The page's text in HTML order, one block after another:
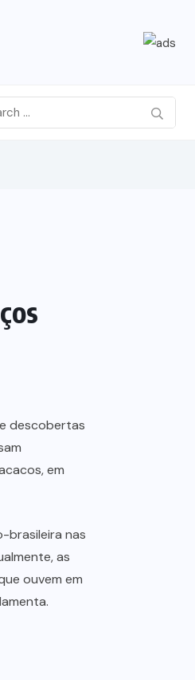
descobertas
em
brasileira nas
as
ouvem em